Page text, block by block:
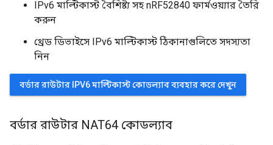
IPv6 মাল্টিকাস্ট বৈশিষ্ট্য সহ nRF52840 ফার্মওয়্যার তৈরি
করুন
থ্রেড ডিভাইসে IPv6 মাল্টিকাস্ট ঠিকানাগুলিতে সদস্যতা
নিন
বর্ডার রাউটার IPV6 মাল্টিকাস্ট কোডল্যাব ব্যবহার করে দেখুন
বর্ডার রাউটার NAT64 কোডল্যাব